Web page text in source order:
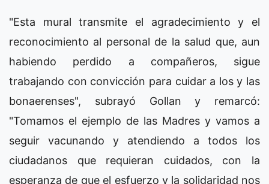
"Esta mural transmite el agradecimiento y el
reconocimiento al personal de la salud que, aun
habiendo perdido a compañeros, sigue
trabajando con convicción para cuidar a los y las
bonaerenses", subrayó Gollan y remarcó:
"Tomamos el ejemplo de las Madres y vamos a
seguir vacunando y atendiendo a todos los
ciudadanos que requieran cuidados, con la
esperanza de que el esfuerzo y la solidaridad nos